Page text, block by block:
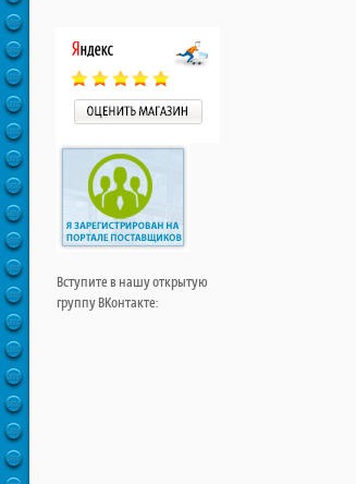
Вступите в нашу открытую
группу ВКонтакте: